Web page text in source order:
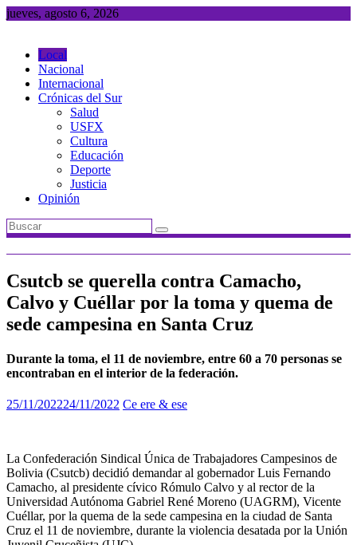
Saltar
jueves, agosto 6, 2026
Local
Nacional
Internacional
Crónicas del Sur
Salud
USFX
Cultura
Educación
Deporte
Justicia
Opinión
Csutcb se querella contra Camacho,
Calvo y Cuéllar por la toma y quema de
sede campesina en Santa Cruz
Durante la toma, el 11 de noviembre, entre 60 a 70 personas se
encontraban en el interior de la federación.
25/11/202224/11/2022 Ce ere & ese
La Confederación Sindical Única de Trabajadores Campesinos de
Bolivia (Csutcb) decidió demandar al gobernador Luis Fernando
Camacho, al presidente cívico Rómulo Calvo y al rector de la
Universidad Autónoma Gabriel René Moreno (UAGRM), Vicente
Cuéllar, por la quema de la sede campesina en la ciudad de Santa
Cruz el 11 de noviembre, durante la violencia desatada por la Unión